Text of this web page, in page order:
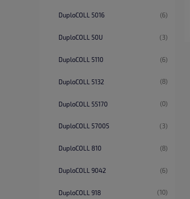
DuploCOLL 5016 (6)
DuploCOLL 50U (3)
DuploCOLL 5110 (6)
DuploCOLL 5132 (8)
DuploCOLL 55170 (0)
DuploCOLL 57005 (3)
DuploCOLL 810 (8)
DuploCOLL 9042 (6)
DuploCOLL 918 (10)